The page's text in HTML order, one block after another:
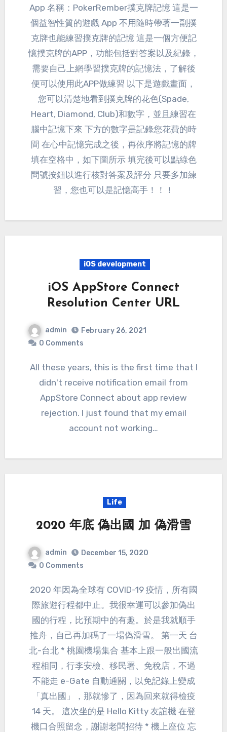
App 名稱：PokerRember撲克牌記憶 這是一
個益智性質的遊戲 App 不用隨時帶著一副撲
克牌也能練習撲克牌的記憶 這是一個方便記
憶撲克牌的APP，功能包括對答案以及紀錄，
需要自己上網學習撲克牌的記憶法，了解後
便可以使用此APP做練習 以下是遊戲畫面，
您可以清楚地看到撲克牌的花色(Spade,
Heart, Diamond, Club)和數字，並且練習在
腦中記憶下來 下方的數字是記錄您花費的時
間 在心中記憶完成之後，再依序將記憶的牌
填在空格中，如下圖所示 填完後可以點綠色
問號按鈕以進行核對答案及評分 只要多加練
習，您也可以是記憶高手！！！
iOS development
iOS AppStore Connect
Resolution Center URL
admin
February 26, 2021
0 Comments
All these years, this is the first time that I
didn't receive notification email from
AppStore Connect about app review
rejection. I just found that my email
account not working…
Life
2020 年底 偽出國 加 偽滑雪
admin
December 15, 2020
0 Comments
2020 年因為全球有 COVID-19 疫情，所有國
際旅遊行程都中止。我很幸運可以參加偽出
國的行程，比預期中的有趣。於是我就順手
推舟，自己再加碼了一場偽滑雪。 第一天 台
北-台北 * 桃園機場集合 基本上跟一般出國流
程相同，行李安檢、移民署、免稅店，不過
不能走 e-Gate 自動通關，以免記錄上變成
「真出國」，那就慘了，因為回來就得檢疫
14 天。 這次坐的是 Hello Kitty 友誼機 在登
機口合照留念，謝謝老闆招待 * 機上座位 忘